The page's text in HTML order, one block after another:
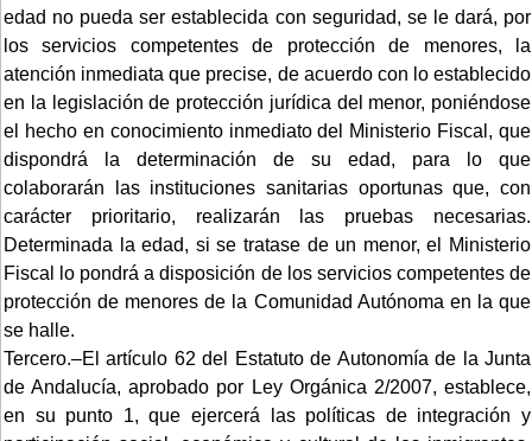
edad no pueda ser establecida con seguridad, se le dará, por
los servicios competentes de protección de menores, la
atención inmediata que precise, de acuerdo con lo establecido
en la legislación de protección jurídica del menor, poniéndose
el hecho en conocimiento inmediato del Ministerio Fiscal, que
dispondrá la determinación de su edad, para lo que
colaborarán las instituciones sanitarias oportunas que, con
carácter prioritario, realizarán las pruebas necesarias.
Determinada la edad, si se tratase de un menor, el Ministerio
Fiscal lo pondrá a disposición de los servicios competentes de
protección de menores de la Comunidad Autónoma en la que
se halle.
Tercero.–El artículo 62 del Estatuto de Autonomía de la Junta
de Andalucía, aprobado por Ley Orgánica 2/2007, establece,
en su punto 1, que ejercerá las políticas de integración y